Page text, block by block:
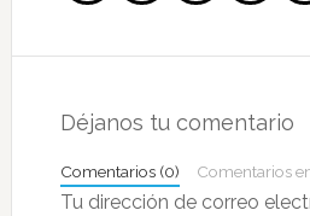
con
lectores
Déjanos tu comentario
Comentarios (0) Comentarios
Tu dirección de correo